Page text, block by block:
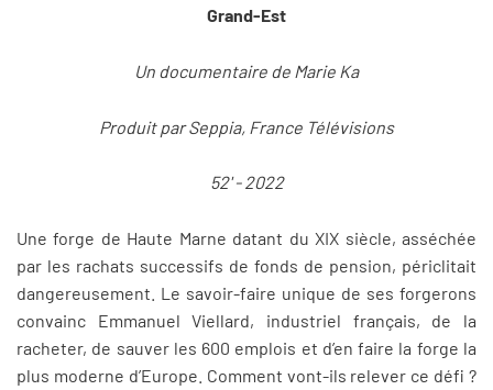
Grand-Est
Un documentaire de Marie Ka
Produit par Seppia, France Télévisions
52' - 2022
Une forge de Haute Marne datant du XIX siècle, asséchée
par les rachats successifs de fonds de pension, périclitait
dangereusement. Le savoir-faire unique de ses forgerons
convainc Emmanuel Viellard, industriel français, de la
racheter, de sauver les 600 emplois et d’en faire la forge la
plus moderne d’Europe. Comment vont-ils relever ce défi ?